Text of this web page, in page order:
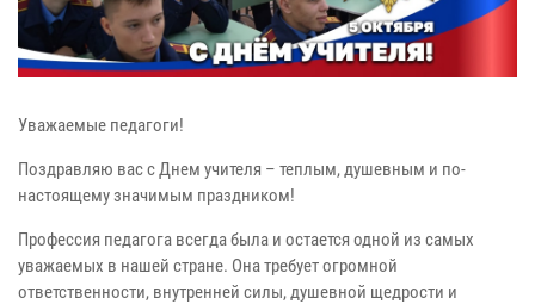
Уважаемые педагоги!
Поздравляю вас с Днем учителя – теплым, душевным и по-
настоящему значимым праздником!
Профессия педагога всегда была и остается одной из самых
уважаемых в нашей стране. Она требует огромной
ответственности, внутренней силы, душевной щедрости и